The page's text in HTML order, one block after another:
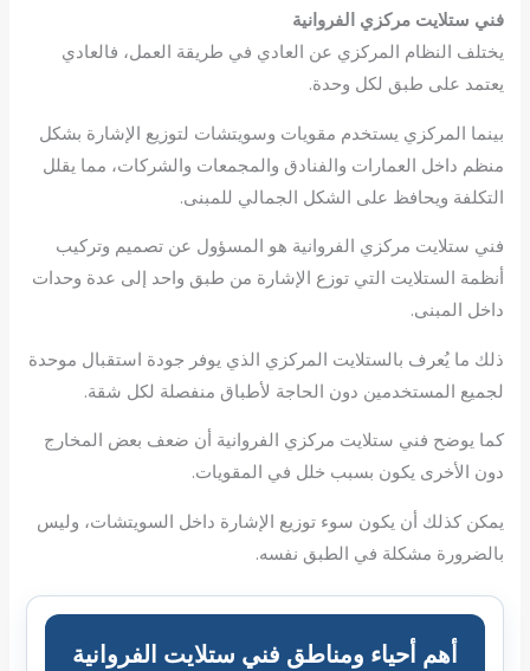
فني ستلايت مركزي الفروانية
يختلف النظام المركزي عن العادي في طريقة العمل، فالعادي
يعتمد على طبق لكل وحدة.
بينما المركزي يستخدم مقويات وسويتشات لتوزيع الإشارة بشكل
منظم داخل العمارات والفنادق والمجمعات والشركات، مما يقلل
التكلفة ويحافظ على الشكل الجمالي للمبنى.
فني ستلايت مركزي الفروانية هو المسؤول عن تصميم وتركيب
أنظمة الستلايت التي توزع الإشارة من طبق واحد إلى عدة وحدات
داخل المبنى.
ذلك ما يُعرف بالستلايت المركزي الذي يوفر جودة استقبال موحدة
لجميع المستخدمين دون الحاجة لأطباق منفصلة لكل شقة.
كما يوضح فني ستلايت مركزي الفروانية أن ضعف بعض المخارج
دون الأخرى يكون بسبب خلل في المقويات.
يمكن كذلك أن يكون سوء توزيع الإشارة داخل السويتشات، وليس
بالضرورة مشكلة في الطبق نفسه.
أهم أحياء ومناطق فني ستلايت الفروانية